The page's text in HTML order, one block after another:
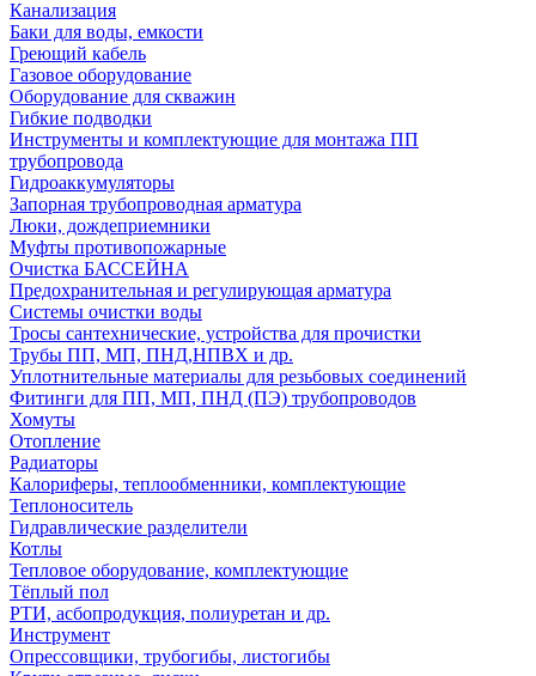
Канализация
Баки для воды, емкости
Греющий кабель
Газовое оборудование
Оборудование для скважин
Гибкие подводки
Инструменты и комплектующие для монтажа ПП
трубопровода
Гидроаккумуляторы
Запорная трубопроводная арматура
Люки, дождеприемники
Муфты противопожарные
Очистка БАССЕЙНА
Предохранительная и регулирующая арматура
Системы очистки воды
Тросы сантехнические, устройства для прочистки
Трубы ПП, МП, ПНД,НПВХ и др.
Уплотнительные материалы для резьбовых соединений
Фитинги для ПП, МП, ПНД (ПЭ) трубопроводов
Хомуты
Отопление
Радиаторы
Калориферы, теплообменники, комплектующие
Теплоноситель
Гидравлические разделители
Котлы
Тепловое оборудование, комплектующие
Тёплый пол
РТИ, асбопродукция, полиуретан и др.
Инструмент
Опрессовщики, трубогибы, листогибы